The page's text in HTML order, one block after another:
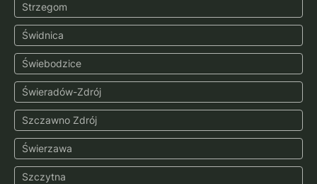
Strzegom
Świdnica
Świebodzice
Świeradów-Zdrój
Szczawno Zdrój
Świerzawa
Szczytna